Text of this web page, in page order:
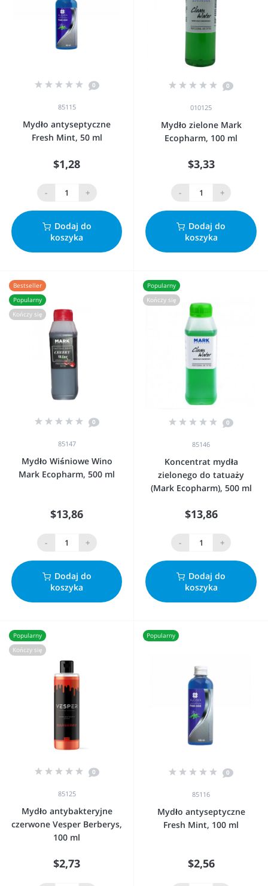
0
85115
Mydło antyseptyczne
Fresh Mint, 50 ml
$1,28
- +
Dodaj do
koszyka
0
010125
Mydło zielone Mark
Ecopharm, 100 ml
$3,33
- +
Dodaj do
koszyka
Bestseller
Popularny
Kończy się
0
85147
Mydło Wiśniowe Wino
Mark Ecopharm, 500 ml
$13,86
- +
Dodaj do
koszyka
Popularny
Kończy się
0
85146
Koncentrat mydła
zielonego do tatuaży
(Mark Ecopharm), 500 ml
$13,86
- +
Dodaj do
koszyka
Popularny
Kończy się
0
85125
Mydło antybakteryjne
czerwone Vesper Berberys,
100 ml
$2,73
Popularny
0
85116
Mydło antyseptyczne
Fresh Mint, 100 ml
$2,56